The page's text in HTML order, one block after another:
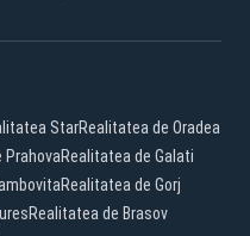
StarRealitatea de Oradea
PrahovaRealitatea de Galati
Realitatea de Gorj
Realitatea de Brasov